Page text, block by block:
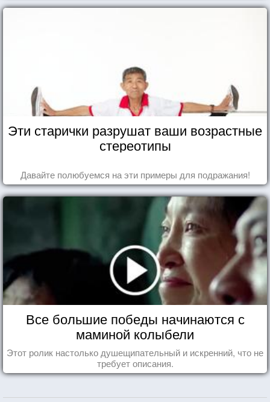
Эти старички разрушат ваши возрастные
стереотипы
Давайте полюбуемся на эти примеры для подражания!
Все большие победы начинаются с
маминой колыбели
Этот ролик настолько душещипательный и искренний, что не
требует описания.